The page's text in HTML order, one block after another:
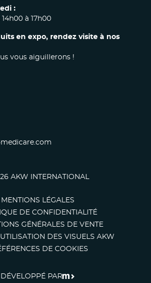
:
à 17h00
en expo, rendez visite à nos
vous aiguillerons !
AKW INTERNATIONAL
MENTIONS LÉGALES
DE CONFIDENTIALITÉ
GÉNÉRALES DE VENTE
DES VISUELS AKW
DE COOKIES
DÉVELOPPÉ PAR MEDIAKOD